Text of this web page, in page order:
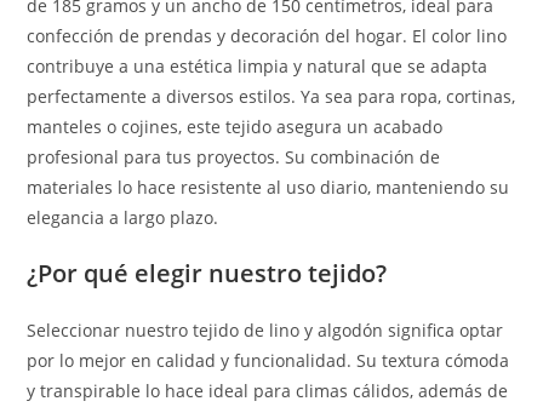
de 185 gramos y un ancho de 150 centímetros, ideal para
confección de prendas y decoración del hogar. El color lino
contribuye a una estética limpia y natural que se adapta
perfectamente a diversos estilos. Ya sea para ropa, cortinas,
manteles o cojines, este tejido asegura un acabado
profesional para tus proyectos. Su combinación de
materiales lo hace resistente al uso diario, manteniendo su
elegancia a largo plazo.
¿Por qué elegir nuestro tejido?
Seleccionar nuestro tejido de lino y algodón significa optar
por lo mejor en calidad y funcionalidad. Su textura cómoda
y transpirable lo hace ideal para climas cálidos, además de